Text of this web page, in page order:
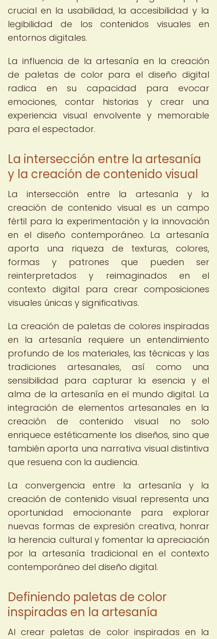
crucial en la usabilidad, la accesibilidad y la
legibilidad de los contenidos visuales en
entornos digitales.
La influencia de la artesanía en la creación
de paletas de color para el diseño digital
radica en su capacidad para evocar
emociones, contar historias y crear una
experiencia visual envolvente y memorable
para el espectador.
La intersección entre la artesanía
y la creación de contenido visual
La intersección entre la artesanía y la
creación de contenido visual es un campo
fértil para la experimentación y la innovación
en el diseño contemporáneo. La artesanía
aporta una riqueza de texturas, colores,
formas y patrones que pueden ser
reinterpretados y reimaginados en el
contexto digital para crear composiciones
visuales únicas y significativas.
La creación de paletas de colores inspiradas
en la artesanía requiere un entendimiento
profundo de los materiales, las técnicas y las
tradiciones artesanales, así como una
sensibilidad para capturar la esencia y el
alma de la artesanía en el mundo digital. La
integración de elementos artesanales en la
creación de contenido visual no solo
enriquece estéticamente los diseños, sino que
también aporta una narrativa visual distintiva
que resuena con la audiencia.
La convergencia entre la artesanía y la
creación de contenido visual representa una
oportunidad emocionante para explorar
nuevas formas de expresión creativa, honrar
la herencia cultural y fomentar la apreciación
por la artesanía tradicional en el contexto
contemporáneo del diseño digital.
Definiendo paletas de color
inspiradas en la artesanía
Al crear paletas de color inspiradas en la